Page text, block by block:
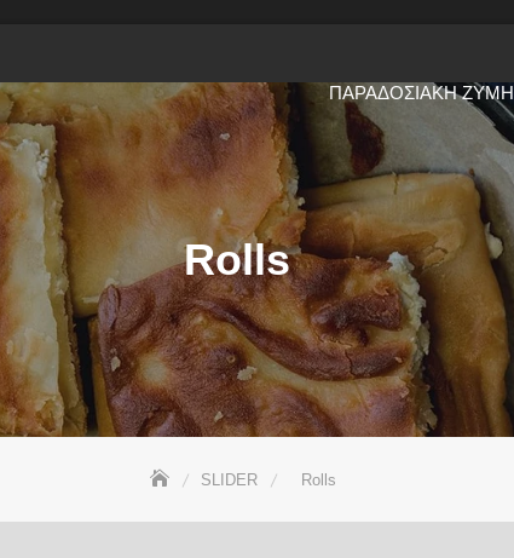
ΠΑΡΑΔΟΣΙΑΚΉ ΖΎΜΗ
Rolls
SLIDER Rolls